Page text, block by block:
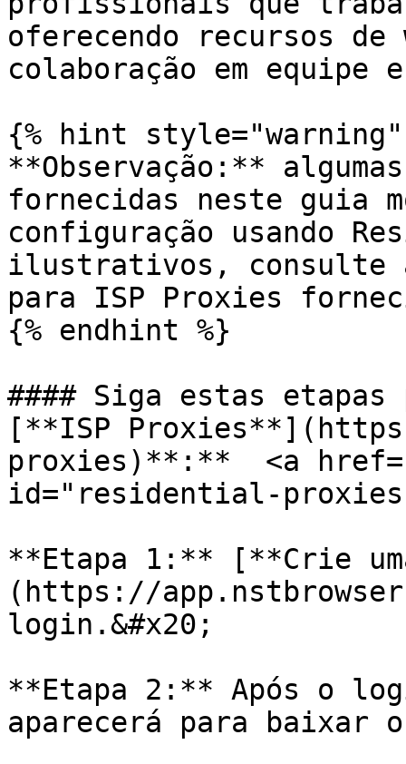
oferecendo recursos de
colaboração em equipe
{% hint style="warning"
**Observação:**
fornecidas neste guia
configuração usando
ilustrativos, consulte
para ISP Proxies
{% endhint %}
#### Siga estas
[**ISP
proxies)**:**  <a
id="residential-
**Etapa 1:** [**Crie
(https://
login.&#x20;
**Etapa 2:** Após o
aparecerá para baixar